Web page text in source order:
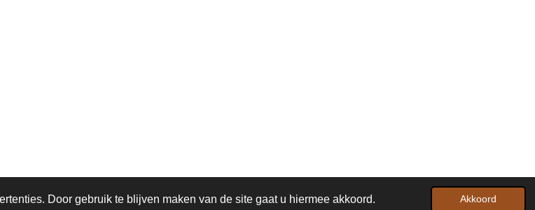
Door gebruik te blijven maken van de site gaat u hiermee akkoord. Akkoord
Powered by JouwWeb